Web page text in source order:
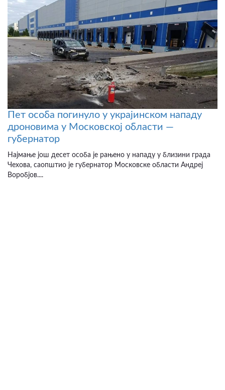
Пет особа погинуло у украјинском нападу
дроновима у Московској области —
губернатор
Најмање још десет особа је рањено у нападу у близини града
Чехова, саопштио је губернатор Московске области Андреј
Воробјов....